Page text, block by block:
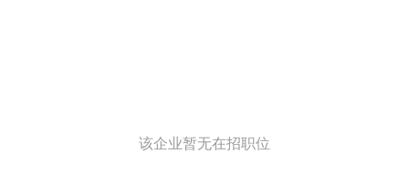
该企业暂无在招职位